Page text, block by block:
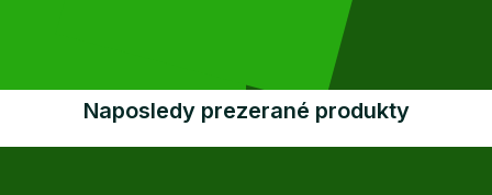
Naposledy prezerané produkty